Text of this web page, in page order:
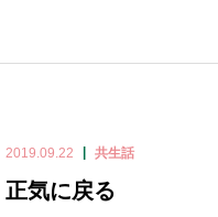
2019.09.22 共生話
正気に戻る